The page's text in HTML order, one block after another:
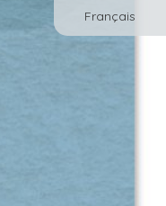
Français